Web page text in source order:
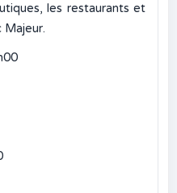
les restaurants et
Majeur.